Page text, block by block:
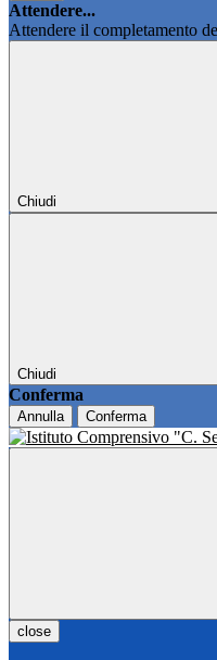
Attendere...
Attendere il completamento
Chiudi
Chiudi
Conferma
Annulla Conferma
close